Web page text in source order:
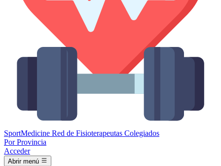
SportMedicine Red de Fisioterapeutas Colegiados
Por Provincia
Acceder
Abrir menú